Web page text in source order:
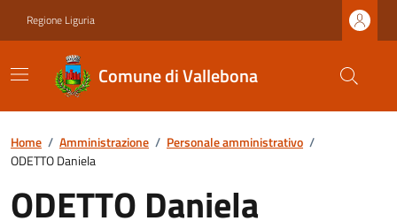
Regione Liguria
Comune di Vallebona
Home / Amministrazione / Personale amministrativo /
ODETTO Daniela
ODETTO Daniela